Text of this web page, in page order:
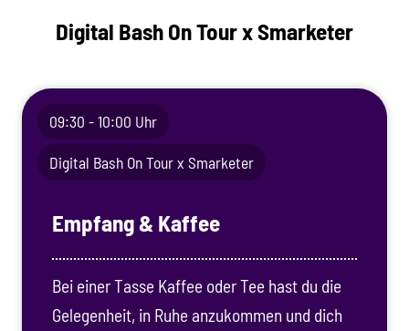
Digital Bash On Tour x Smarketer
09:30 - 10:00 Uhr
Digital Bash On Tour x Smarketer
Empfang & Kaffee
Bei einer Tasse Kaffee oder Tee hast du die
Gelegenheit, in Ruhe anzukommen und dich